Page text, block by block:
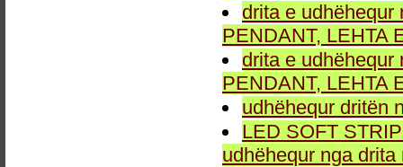
drita e udhëhequr
PENDANT, LEHTA
drita e udhëhequr
PENDANT, LEHTA
udhëhequr dritën
LED SOFT
udhëhequr nga